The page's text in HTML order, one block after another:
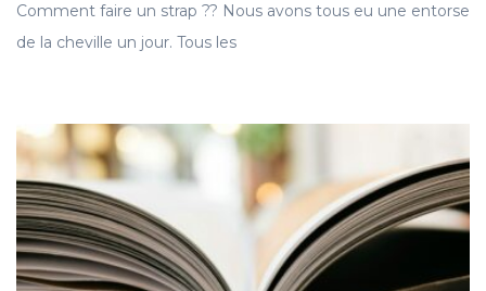
Comment faire un strap ?? Nous avons tous eu une entorse
de la cheville un jour. Tous les